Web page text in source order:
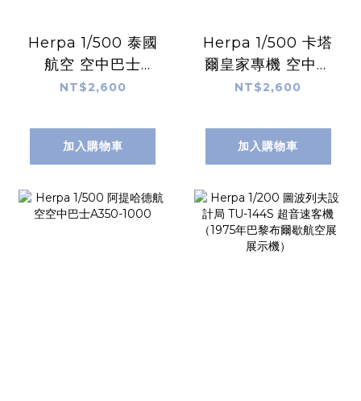
Herpa 1/500 泰國
航空 空中巴士
A350-900「星空
NT$2,600
加入購物車
Herpa 1/500 卡塔
爾皇家專機 空中巴
士A340-500
NT$2,600
加入購物車